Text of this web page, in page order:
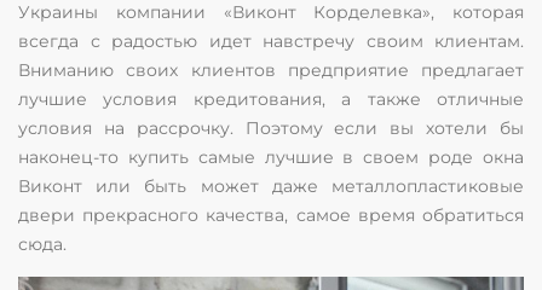
Украины компании «Виконт Корделевка», которая
всегда с радостью идет навстречу своим клиентам.
Вниманию своих клиентов предприятие предлагает
лучшие условия кредитования, а также отличные
условия на рассрочку. Поэтому если вы хотели бы
наконец-то купить самые лучшие в своем роде окна
Виконт или быть может даже металлопластиковые
двери прекрасного качества, самое время обратиться
сюда.